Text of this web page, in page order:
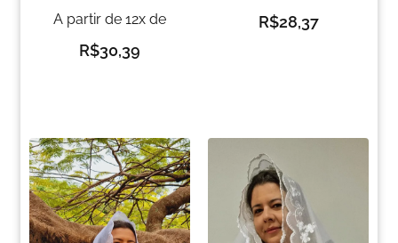
A partir de 12x de
R$30,39
R$28,37